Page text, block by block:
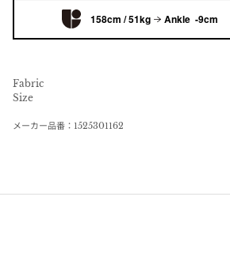
158cm / 51kg Ankle -9cm
Fabric
Size
メーカー品番：1525301162